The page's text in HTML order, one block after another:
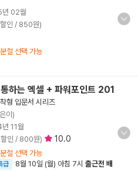
02월
인 / 850원)
철 선택 가능
하는 엑셀 + 파워포인트 201
형 입문서 시리즈
이)
11월
인 / 800원) 10.0
철 선택 가능
급 8월 10일 (월) 아침 7시 출근전 배